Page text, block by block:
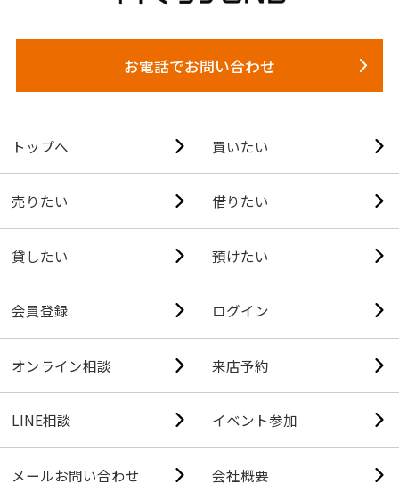
お電話でお問い合わせ
トップへ 買いたい
売りたい 借りたい
貸したい 預けたい
会員登録 ログイン
オンライン相談 来店予約
LINE相談 イベント参加
メールお問い合わせ 会社概要